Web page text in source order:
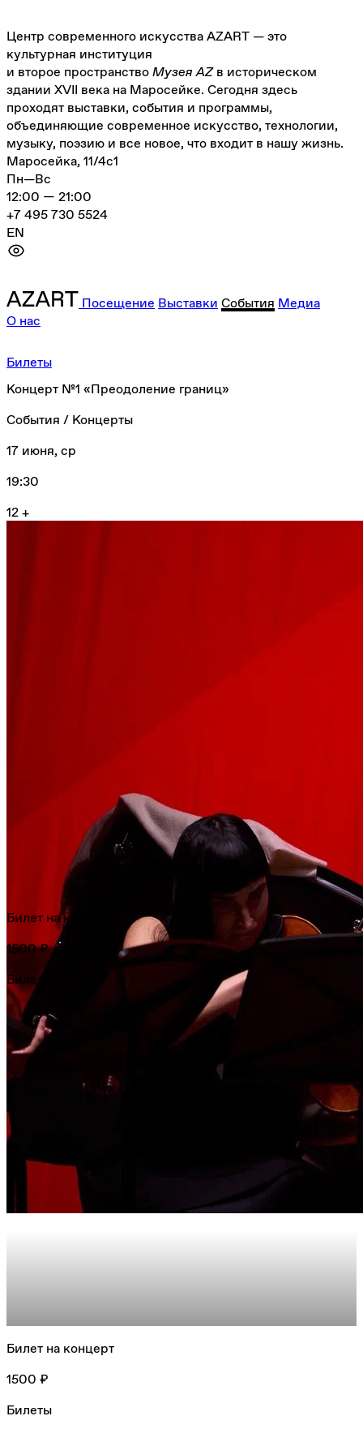
Центр современного искусства AZART — это
культурная институция
и второе пространствоМузея AZв историческом
здании XVII века на Маросейке. Сегодня здесь
проходят выставки, события и программы,
объединяющие современное искусство, технологии,
музыку, поэзию и все новое, что входит в нашу жизнь.
Маросейка, 11/4с1
Пн—Вс
12:00 — 21:00
+7 495 730 5524
EN
Посещение Выставки События Медиа
О нас
Билеты
Концерт №1 «Преодоление границ»
События / Концерты
17 июня, ср
19:30
12 +
Билет на концерт
1500 ₽
Билеты
Билет на концерт
1500 ₽
Билеты